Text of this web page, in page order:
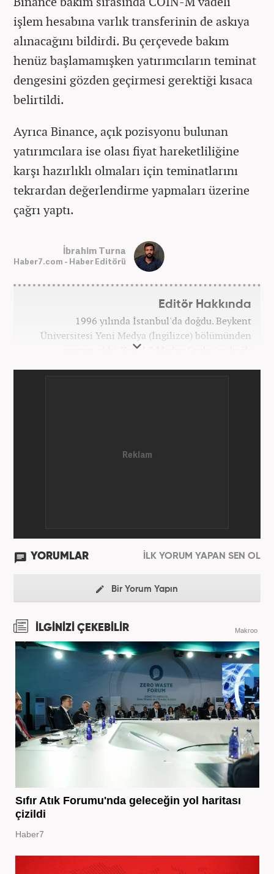
işlem hesabına varlık transferinin de askıya
alınacağını bildirdi. Bu çerçevede bakım
henüz başlamamışken yatırımcıların teminat
dengesini gözden geçirmesi gerektiği kısaca
belirtildi.
Ayrıca Binance, açık pozisyonu bulunan
yatırımcılara ise olası fiyat hareketliliğine
karşı hazırlıklı olmaları için teminatlarını
tekrardan değerlendirme yapmaları üzerine
çağrı yaptı.
İbrahim Turna
Haber7.com - Haber Editörü
Editör Hakkında
1996 yılında İstanbul'da doğdu. Beykent
Üniversitesi Yeni Medya (İngilizce) bölümünden
mezun oldu. Kanal 7 Medya Grubu'na bağlı
YORUMLAR İLK YORUM YAPAN SEN OL
Bir Yorum Yapın
İLGİNİZİ ÇEKEBİLİR Makroo
Sıfır Atık Forumu'nda geleceğin yol haritası
çizildi
Haber7